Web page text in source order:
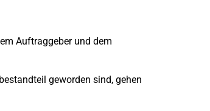
Auftraggeber und dem
geworden sind, gehen